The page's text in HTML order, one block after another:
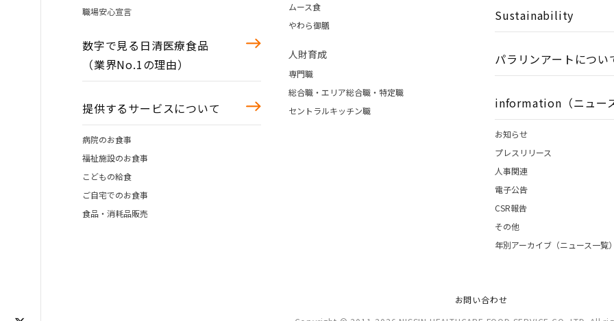
職場安心宣言
数字で見る日清医療食品
（業界No.1の理由）
提供するサービスについて
病院のお食事
福祉施設のお食事
こどもの給食
ご自宅でのお食事
食品・消耗品販売
ムース食
やわら御膳
人財育成
専門職
総合職・エリア総合職・特定職
セントラルキッチン職
Sustainability
パラリンアートについ
information（ニュース
お知らせ
プレスリリース
人事関連
電子公告
CSR報告
その他
年別アーカイブ（ニュース一覧）
お問い合わせ